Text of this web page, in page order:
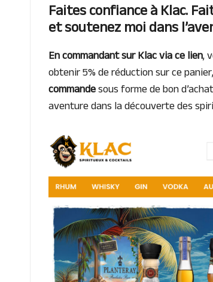
Faites confiance à Klac.
et soutenez moi dans
En commandant surKlacvia ce lien,
obtenir 5% de réduction sur ce
commandesous forme de bon
aventure dans la découverte des